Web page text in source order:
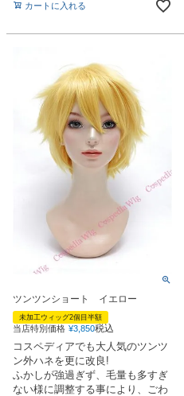
カートに入れる
ツンツンショート イエロー
未加工ウィッグ2個目半額
当店特別価格 ¥3,850税込
コスペディアでも大人気のツンツ
ン外ハネを更に改良!
ふかしが強過ぎず、毛量も多すぎ
ない様に調整する事により、ごわ